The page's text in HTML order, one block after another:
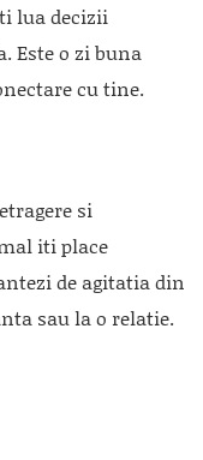
lua decizii
Este o zi buna
cu tine.
si
iti place
de agitatia din
sau la o relatie.